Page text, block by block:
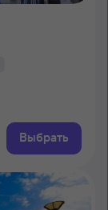
Выбрать